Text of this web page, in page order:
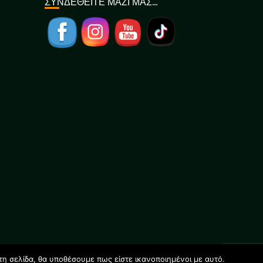
σελίδα, θα υποθέσουμε πως είστε ικανοποιημένοι με αυτό.